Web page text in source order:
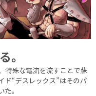
。
特殊な電流を流すことで蘇
ド“デスレックス”はそのパ
。